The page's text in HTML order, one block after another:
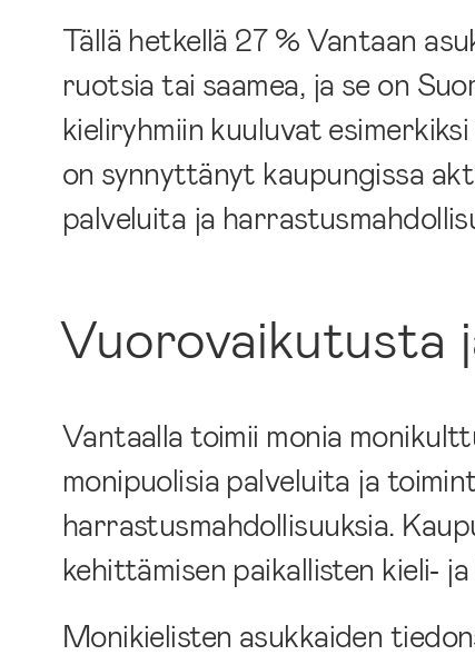
Tällä hetkellä 27 % Vantaan
ruotsia tai saamea, ja se on
kieliryhmiin kuuluvat
on synnyttänyt kaupungissa
palveluita ja
Vuorovaikutusta
Vantaalla toimii monia
monipuolisia palveluita ja
harrastusmahdollisuuksia.
kehittämisen paikallisten kieli‑
Monikielisten asukkaiden